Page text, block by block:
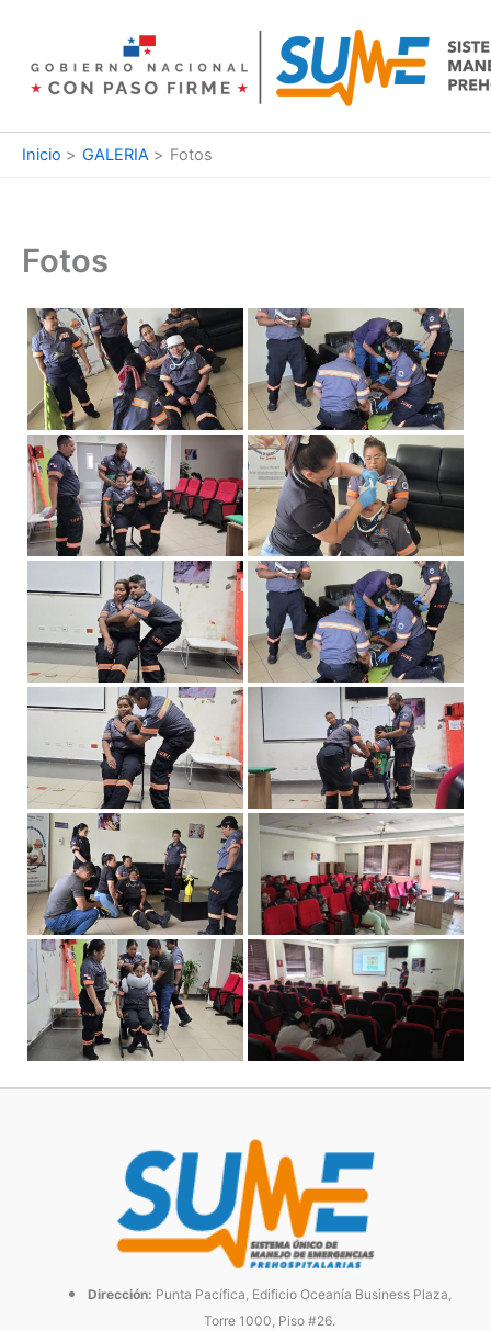
contenido
Inicio GALERIA Fotos
Fotos
Dirección: Punta Pacífica, Edificio Oceanía Business Plaza,
Torre 1000, Piso #26.